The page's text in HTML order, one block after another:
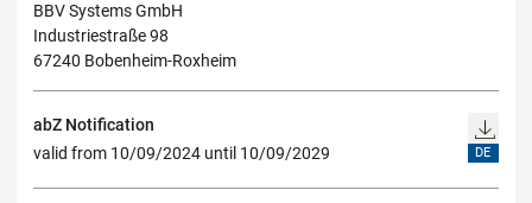
BBV Systems GmbH
Industriestraße 98
67240 Bobenheim-Roxheim
abZ Notification
valid from 10/09/2024 until 10/09/2029
DE